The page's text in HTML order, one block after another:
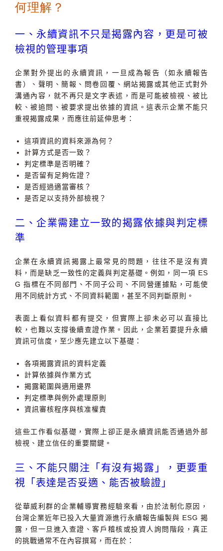
何理解？
一、永續資訊不只是揭露內容，更是可被
檢視的管理事項
企業對外提出的永續資訊，一旦成為報告（如永續報告
書）、聲明、簡報、問卷回覆、網站揭露或其他正式對外
溝通內容，就不再只是文字表述，而是可能被檢視、被比
較、被追問、被要求提出依據的資訊。這表示企業不能只
重視揭露成果，而應往前延伸思考：
這項資訊的資料來源為何？
計算方式是否一致？
判定標準是否明確？
是否留有足夠佐證？
是否經過適當審核？
是否足以支持外部檢視？
二、企業需建立一致的揭露依據與判定標
準
企業在永續資訊揭露上最常見的問題，往往不是沒有資
料，而是缺乏一致性的定義與判定基礎。例如，同一項 ES
G 指標在不同部門、不同子公司、不同營運據點，可能使
用不同統計方式、不同資料範圍，甚至不同判斷原則。
表面上看似資料都有提交，但實際上卻未必可以直接比
較，也難以支撐後續查證作業。因此，企業若要提升永續
資訊可信度，至少應先建立以下基礎：
各項揭露資訊的資料定義
計算依據與作業方式
揭露範圍與適用邊界
判定標準與例外處理原則
資訊審核程序與核准權責
這些工作看似基礎，實際上卻正是永續資訊能否通過外部
檢視、建立信任的重要關鍵。
三、不能只關注「有沒有揭露」，更要重
視「表達是否妥適、能否被驗證」
從華威利群的企業輔導實務經驗來看，由於法制化原因，
台灣企業近年已投入大量資源進行永續報告編製與 ESG 揭
露，但一旦進入查證、客戶稽核或投資人詢問階段，真正
的挑戰通常不在內容撰寫，而在於：